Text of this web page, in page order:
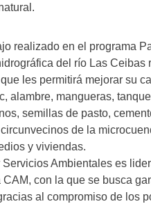
realizado en el programa
del río Las Ceibas
les permitirá mejorar su
alambre, mangueras,
semillas de pasto,
de la
y viviendas.
Ambientales es
con la que se busca
al compromiso de los